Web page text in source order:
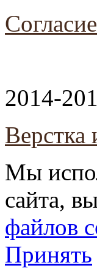
2014-
Мы
сайта,
файлов
Принять